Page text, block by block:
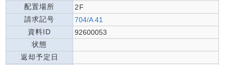
配置場所
2F
請求記号
704/A 41
資料ID
92600053
状態
返却予定日